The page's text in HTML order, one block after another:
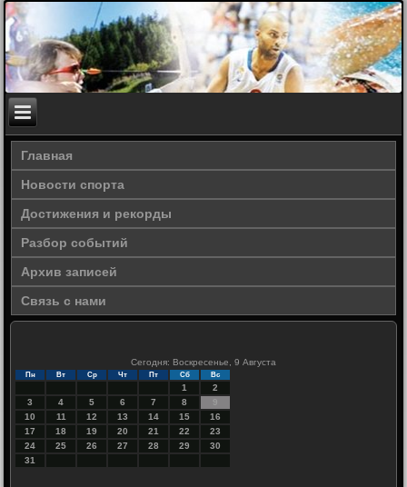
Главная
Новости спорта
Достижения и рекорды
Разбор событий
Архив записей
Связь с нами
Сегодня: Воскресенье, 9 Августа
Пн Вт Ср Чт Пт Сб Вс
1
2
3
4 5 6 7 8
9
10
11 12 13 14 15
16
17
18 19 20 21 22
23
24
25 26 27 28 29
30
31